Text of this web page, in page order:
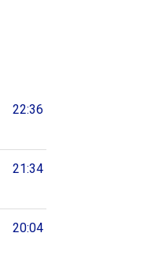
22:36
21:34
20:04